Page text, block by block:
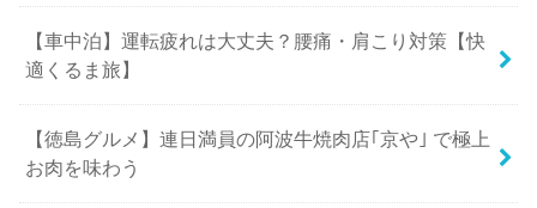
【車中泊】運転疲れは大丈夫？腰痛・肩こり対策【快
適くるま旅】
【徳島グルメ】連日満員の阿波牛焼肉店｢京や｣ で極上
お肉を味わう